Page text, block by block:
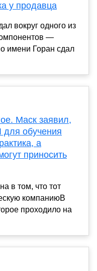
у продавца
вокруг одного из
—
имени Горан сдал
Маск заявил,
для обучения
а
приносить
в том, что тот
компаниюВ
проходило на